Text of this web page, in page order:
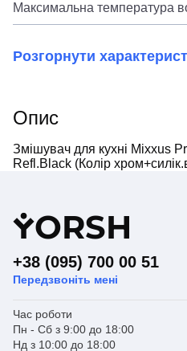
Максимальна температура
Розгорнути
Опис
Змішувач для кухні Mixxus
Refl.Black (Колір
YORSH
+38 (095) 700 00 51
Передзвоніть мені
Час роботи
Пн - Сб з 9:00 до 18:00
Нд з 10:00 до 18:00